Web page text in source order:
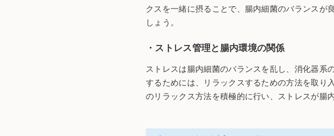
クスを一緒に摂ることで、腸内細菌のバランスが
しょう。
・ストレス管理と腸内環境の関係
ストレスは腸内細菌のバランスを乱し、消化器系
するためには、リラックスするための方法を取り
のリラックス方法を積極的に行い、ストレスが腸